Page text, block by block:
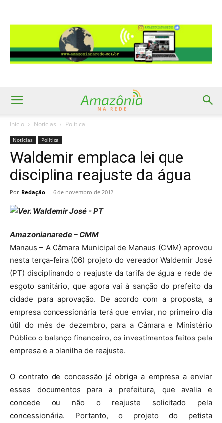
Início Notícias Política
Notícias Política
Waldemir emplaca lei que
disciplina reajuste da água
Por Redação - 6 de novembro de 2012
Amazonianarede – CMM
Manaus – A Câmara Municipal de Manaus (CMM) aprovou
nesta terça-feira (06) projeto do vereador Waldemir José
(PT) disciplinando o reajuste da tarifa de água e rede de
esgoto sanitário, que agora vai à sanção do prefeito da
cidade para aprovação. De acordo com a proposta, a
empresa concessionária terá que enviar, no primeiro dia
útil do mês de dezembro, para a Câmara e Ministério
Público o balanço financeiro, os investimentos feitos pela
empresa e a planilha de reajuste.
O contrato de concessão já obriga a empresa a enviar
esses documentos para a prefeitura, que avalia e
concede ou não o reajuste solicitado pela
concessionária. Portanto, o projeto do petista